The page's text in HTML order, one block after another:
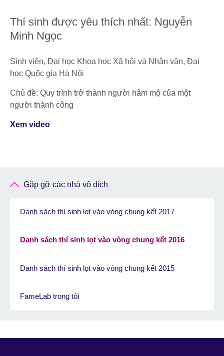
Thí sinh được yêu thích nhất: Nguyễn
Minh Ngọc
Sinh viên, Đại học Khoa học Xã hội và Nhân văn, Đại
học Quốc gia Hà Nội
Chủ đề: Quy trình trở thành người hâm mộ của một
người thành công
Xem video
Gặp gỡ các nhà vô địch
Danh sách thí sinh lọt vào vòng chung kết 2017
Danh sách thí sinh lọt vào vòng chung kết 2016
Danh sách thí sinh lọt vào vòng chung kết 2015
FameLab trong tôi